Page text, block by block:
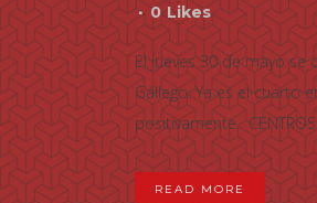
0 Likes
El jueves 30 de mayo se
Gállego. Ya es el cuarto
positivamente. CENTROS
READ MORE